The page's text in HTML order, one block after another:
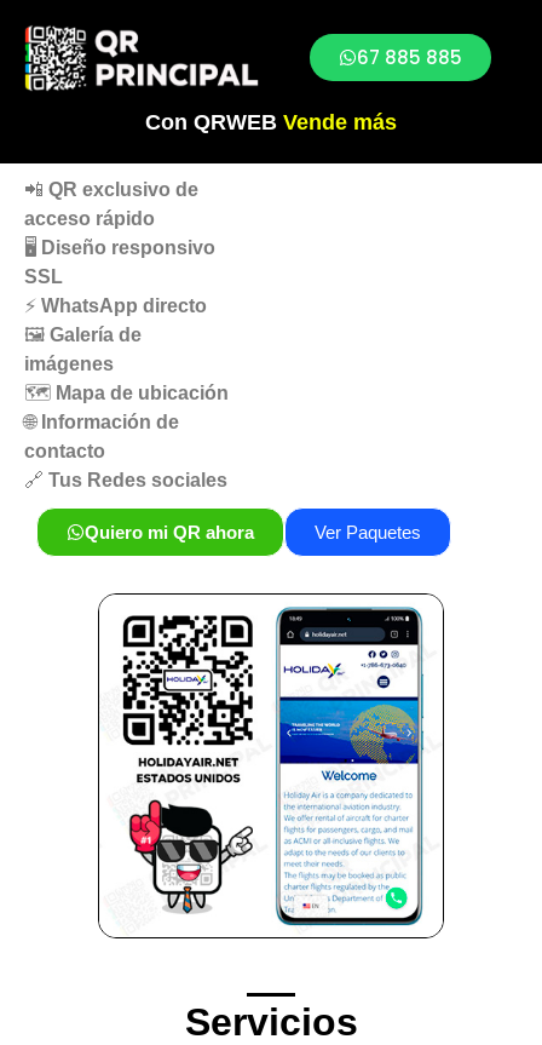
Con QRWEB Vende más
67 885 885
📲 QR exclusivo de
acceso rápido
🖥️ Diseño responsivo
SSL
⚡ WhatsApp directo
🖼️ Galería de
imágenes
🗺️ Mapa de ubicación
🌐 Información de
contacto
🔗 Tus Redes sociales
Quiero mi QR ahora Ver Paquetes
Servicios